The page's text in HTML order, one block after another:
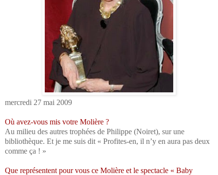
mercredi 27 mai 2009
Où avez-vous mis votre Molière ?
Au milieu des autres trophées de Philippe (Noiret), sur une
bibliothèque. Et je me suis dit « Profites-en, il n’y en aura pas deux
comme ça ! »
Que représentent pour vous ce Molière et le spectacle « Baby